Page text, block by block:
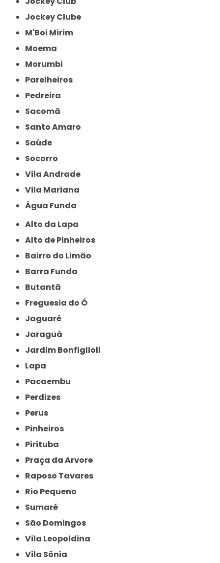
Jockey Clube
M'Boi Mirim
Moema
Morumbi
Parelheiros
Pedreira
Sacomã
Santo Amaro
Saúde
Socorro
Vila Andrade
Vila Mariana
Água Funda
Alto da Lapa
Alto de Pinheiros
Bairro do Limão
Barra Funda
Butantã
Freguesia do Ó
Jaguaré
Jaraguá
Jardim Bonfiglioli
Lapa
Pacaembu
Perdizes
Perus
Pinheiros
Pirituba
Praça da Arvore
Raposo Tavares
Rio Pequeno
Sumaré
São Domingos
Vila Leopoldina
Vila Sônia